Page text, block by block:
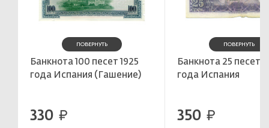
ПОВЕРНУТЬ
Банкнота 100 песет 1925
года Испания (Гашение)
330 руб.
ПОВЕРНУТЬ
Банкнота 25 песет
года Испания
350 руб.